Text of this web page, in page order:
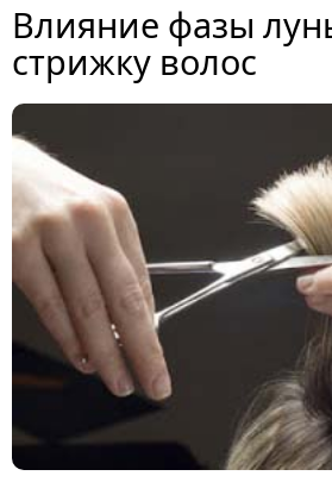
Влияние фазы
стрижку волос